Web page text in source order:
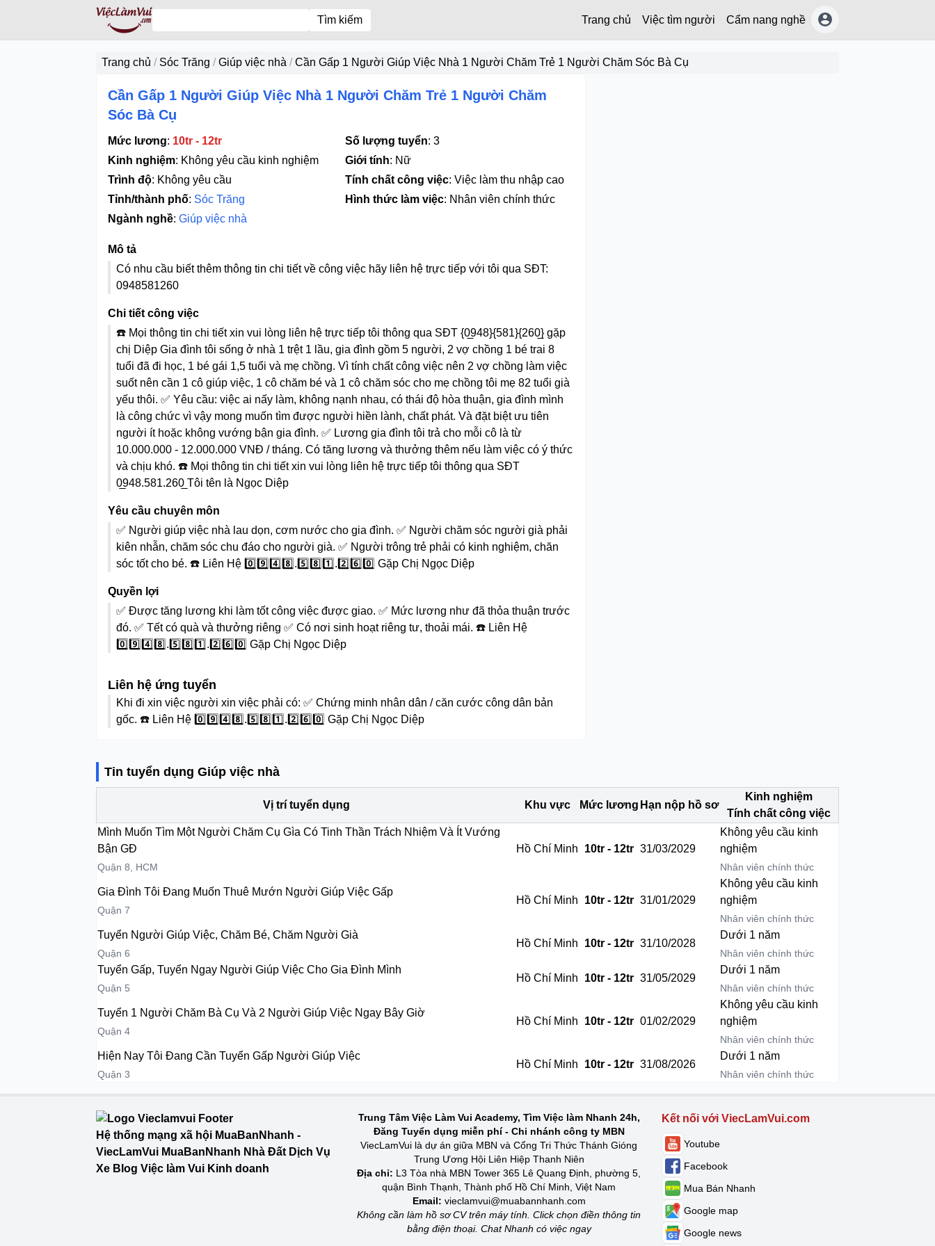
Tìm kiếm Trang chủ Việc tìm người Cẩm nang nghề
Trang chủ / Sóc Trăng / Giúp việc nhà / Cần Gấp 1 Người Giúp Việc Nhà 1 Người Chăm Trẻ 1 Người Chăm Sóc Bà Cụ
Cần Gấp 1 Người Giúp Việc Nhà 1 Người Chăm Trẻ 1 Người Chăm
Sóc Bà Cụ
Mức lương: 10tr - 12tr Số lượng tuyển: 3
Kinh nghiệm: Không yêu cầu kinh nghiệm Giới tính: Nữ
Trình độ: Không yêu cầu Tính chất công việc: Việc làm thu nhập cao
Tỉnh/thành phố: Sóc Trăng Hình thức làm việc: Nhân viên chính thức
Ngành nghề: Giúp việc nhà
Mô tả
Có nhu cầu biết thêm thông tin chi tiết về công việc hãy liên hệ trực tiếp với tôi qua SĐT:
0948581260
Chi tiết công việc
☎️ Mọi thông tin chi tiết xin vui lòng liên hệ trực tiếp tôi thông qua SĐT {0̲948}{581}{260̲} gặp
chị Diệp Gia đình tôi sống ở nhà 1 trệt 1 lầu, gia đình gồm 5 người, 2 vợ chồng 1 bé trai 8
tuổi đã đi học, 1 bé gái 1,5 tuổi và mẹ chồng. Vì tính chất công việc nên 2 vợ chồng làm việc
suốt nên cần 1 cô giúp việc, 1 cô chăm bé và 1 cô chăm sóc cho mẹ chồng tôi mẹ 82 tuổi già
yếu thôi. ✅ Yêu cầu: việc ai nấy làm, không nạnh nhau, có thái độ hòa thuận, gia đình mình
là công chức vì vậy mong muốn tìm được người hiền lành, chất phát. Và đặt biệt ưu tiên
người ít hoặc không vướng bận gia đình. ✅ Lương gia đình tôi trả cho mỗi cô là từ
10.000.000 - 12.000.000 VNĐ / tháng. Có tăng lương và thưởng thêm nếu làm việc có ý thức
và chịu khó. ☎️ Mọi thông tin chi tiết xin vui lòng liên hệ trực tiếp tôi thông qua SĐT
0̲948.581.260̲ Tôi tên là Ngọc Diệp
Yêu cầu chuyên môn
✅ Người giúp việc nhà lau dọn, cơm nước cho gia đình. ✅ Người chăm sóc người già phải
kiên nhẫn, chăm sóc chu đáo cho người già. ✅ Người trông trẻ phải có kinh nghiệm, chăn
sóc tốt cho bé. ☎️ Liên Hệ 0️⃣9️⃣4️⃣8️⃣.5️⃣8️⃣1️⃣.2️⃣6️⃣0️⃣ Gặp Chị Ngọc Diệp
Quyền lợi
✅ Được tăng lương khi làm tốt công việc được giao. ✅ Mức lương như đã thỏa thuận trước
đó. ✅ Tết có quà và thưởng riêng ✅ Có nơi sinh hoạt riêng tư, thoải mái. ☎️ Liên Hệ
0️⃣9️⃣4️⃣8️⃣.5️⃣8️⃣1️⃣.2️⃣6️⃣0️⃣ Gặp Chị Ngọc Diệp
Liên hệ ứng tuyển
Khi đi xin việc người xin việc phải có: ✅ Chứng minh nhân dân / căn cước công dân bản
gốc. ☎️ Liên Hệ 0️⃣9️⃣4️⃣8️⃣.5️⃣8️⃣1️⃣.2️⃣6️⃣0️⃣ Gặp Chị Ngọc Diệp
Tin tuyển dụng Giúp việc nhà
Vị trí tuyển dụng Khu vực Mức lương Hạn nộp hồ sơ
Kinh nghiệm
Tính chất công việc
Mình Muốn Tìm Một Người Chăm Cụ Gìa Có Tinh Thần Trách Nhiệm Và Ít Vướng
Bận GĐ
Quận 8, HCM
Hồ Chí Minh 10tr - 12tr 31/03/2029
Không yêu cầu kinh
nghiệm
Nhân viên chính thức
Gia Đình Tôi Đang Muốn Thuê Mướn Người Giúp Việc Gấp
Quận 7
Hồ Chí Minh 10tr - 12tr 31/01/2029
Không yêu cầu kinh
nghiệm
Nhân viên chính thức
Tuyển Người Giúp Việc, Chăm Bé, Chăm Người Già
Quận 6
Hồ Chí Minh 10tr - 12tr 31/10/2028
Dưới 1 năm
Nhân viên chính thức
Tuyển Gấp, Tuyển Ngay Người Giúp Việc Cho Gia Đình Mình
Quận 5
Hồ Chí Minh 10tr - 12tr 31/05/2029
Dưới 1 năm
Nhân viên chính thức
Tuyển 1 Người Chăm Bà Cụ Và 2 Người Giúp Việc Ngay Bây Giờ
Quận 4
Hồ Chí Minh 10tr - 12tr 01/02/2029
Không yêu cầu kinh
nghiệm
Nhân viên chính thức
Hiện Nay Tôi Đang Cần Tuyển Gấp Người Giúp Việc
Quận 3
Hồ Chí Minh 10tr - 12tr 31/08/2026
Dưới 1 năm
Nhân viên chính thức
Hệ thống mạng xã hội MuaBanNhanh -
ViecLamVui MuaBanNhanh Nhà Đất Dịch Vụ
Xe Blog Việc làm Vui Kinh doanh
Trung Tâm Việc Làm Vui Academy, Tìm Việc làm Nhanh 24h,
Đăng Tuyển dụng miễn phí - Chi nhánh công ty MBN
ViecLamVui là dự án giữa MBN và Cổng Tri Thức Thánh Gióng
Trung Ương Hội Liên Hiệp Thanh Niên
Địa chỉ: L3 Tòa nhà MBN Tower 365 Lê Quang Định, phường 5,
quận Bình Thạnh, Thành phố Hồ Chí Minh, Việt Nam
Email: vieclamvui@muabannhanh.com
Không cần làm hồ sơ CV trên máy tính. Click chọn điền thông tin
bằng điện thoại. Chat Nhanh có việc ngay
Kết nối với ViecLamVui.com
Youtube
Facebook
Mua Bán Nhanh
Google map
Google news